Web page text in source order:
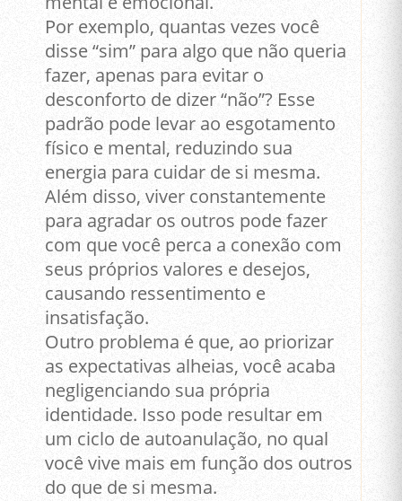
Por exemplo, quantas vezes você
disse “sim” para algo que não queria
fazer, apenas para evitar o
desconforto de dizer “não”? Esse
padrão pode levar ao esgotamento
físico e mental, reduzindo sua
energia para cuidar de si mesma.
Além disso, viver constantemente
para agradar os outros pode fazer
com que você perca a conexão com
seus próprios valores e desejos,
causando ressentimento e
insatisfação.
Outro problema é que, ao priorizar
as expectativas alheias, você acaba
negligenciando sua própria
identidade. Isso pode resultar em
um ciclo de autoanulação, no qual
você vive mais em função dos outros
do que de si mesma.